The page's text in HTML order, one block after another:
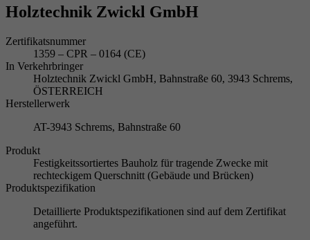
Holztechnik Zwickl GmbH
Zertifikatsnummer
1359 – CPR – 0164 (CE)
In Verkehrbringer
Holztechnik Zwickl GmbH, Bahnstraße 60, 3943 Schrems,
ÖSTERREICH
Herstellerwerk
AT-3943 Schrems, Bahnstraße 60
Produkt
Festigkeitssortiertes Bauholz für tragende Zwecke mit
rechteckigem Querschnitt (Gebäude und Brücken)
Produktspezifikation
Detaillierte Produktspezifikationen sind auf dem Zertifikat
angeführt.